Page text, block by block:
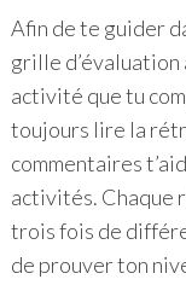
Afin de te guider
grille
activité que tu
toujours lire la
commentaires
activités. Chaque
trois fois de
de prouver ton